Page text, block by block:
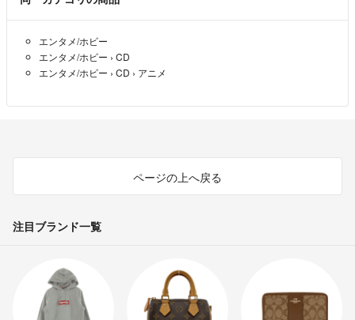
品不可。
・ジャンク(Fair)(Junk/Fair)
割れている、反っている、水ダメージがある、カビ、ジャケットが分離し
ている、ひどい書き込み、ひどい擦れなど最低の状態。使用の保障はな
ている、ひどい書き込み、ひどい擦れなど最低の状態。使用の保障はな
く、再生不可、針飛び、目立つノイズがあるかもしれない。状態によるク
エンタメ/ホビー
エンタメ/ホビー › CD
エンタメ/ホビー › CD › アニメ
ページの上へ戻る
注目ブランド一覧